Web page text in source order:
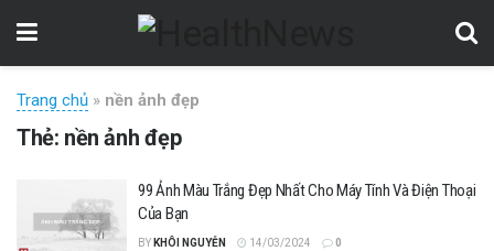
Trang chủ » nền ảnh đẹp
Thẻ: nền ảnh đẹp
99 Ảnh Màu Trắng Đẹp Nhất Cho Máy Tính Và Điện Thoại
Của Bạn
BY KHÔI NGUYỄN 14/03/2024 0